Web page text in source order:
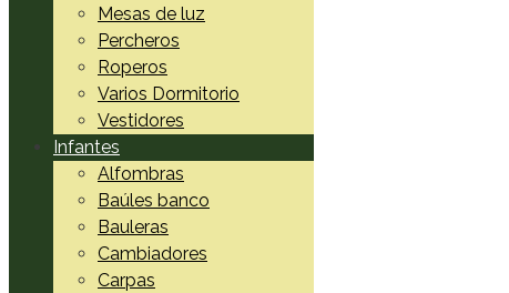
Mesas de luz
Percheros
Roperos
Varios Dormitorio
Vestidores
Infantes
Alfombras
Baúles banco
Bauleras
Cambiadores
Carpas